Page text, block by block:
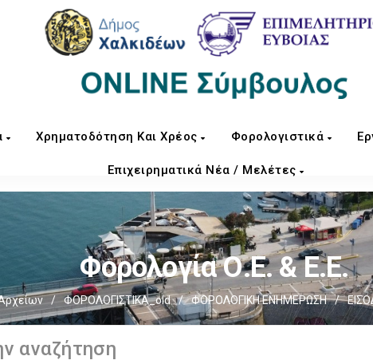
Χρηματοδότηση Και Χρέος Φορολογιστικά
Επιχειρηματικά Νέα / Μελέτες
Φορολογία Ο.Ε. & Ε.Ε.
/ ΦΟΡΟΛΟΓΙΣΤΙΚΑ_old / ΦΟΡΟΛΟΓΙΚΗ ΕΝΗΜΕΡΩΣΗ /